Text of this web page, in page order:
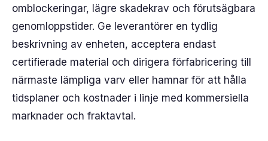
omblockeringar, lägre skadekrav och förutsägbara
genomloppstider. Ge leverantörer en tydlig
beskrivning av enheten, acceptera endast
certifierade material och dirigera förfabricering till
närmaste lämpliga varv eller hamnar för att hålla
tidsplaner och kostnader i linje med kommersiella
marknader och fraktavtal.